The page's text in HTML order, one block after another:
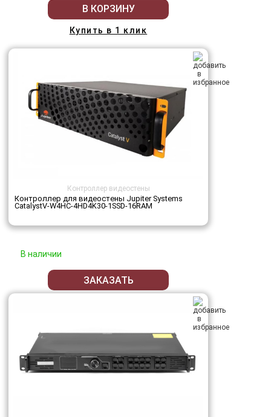
В КОРЗИНУ
Купить в 1 клик
Контроллер видеостены
Контроллер для видеостены Jupiter Systems
CatalystV-W4HC-4HD4K30-1SSD-16RAM
В наличии
ЗАКАЗАТЬ